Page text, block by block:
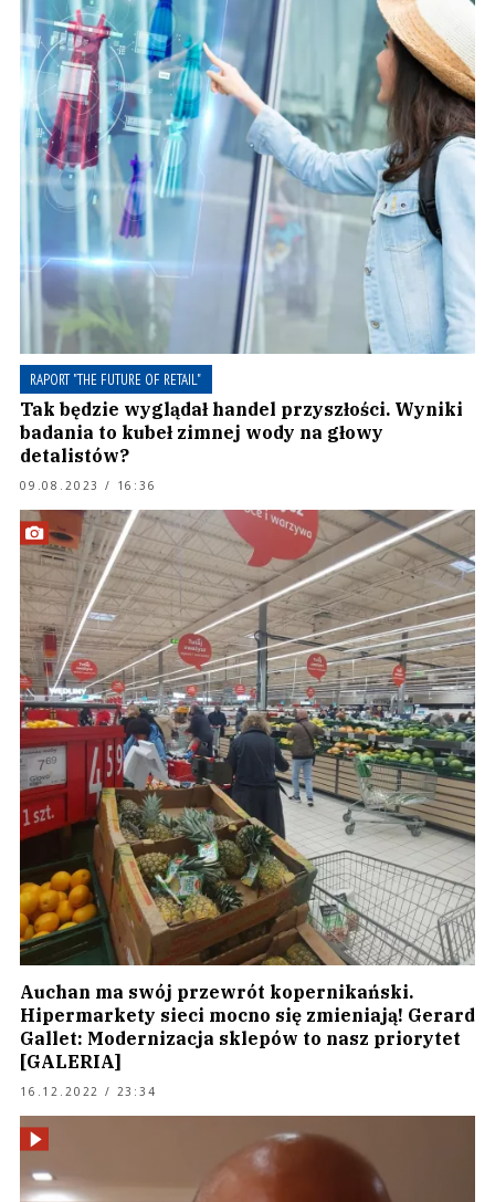
RAPORT "THE FUTURE OF RETAIL"
Tak będzie wyglądał handel przyszłości. Wyniki
badania to kubeł zimnej wody na głowy
detalistów?
09.08.2023 / 16:36
Auchan ma swój przewrót kopernikański.
Hipermarkety sieci mocno się zmieniają! Gerard
Gallet: Modernizacja sklepów to nasz priorytet
[GALERIA]
16.12.2022 / 23:34